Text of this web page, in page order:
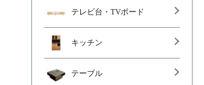
テレビ台・TVボード
キッチン
テーブル